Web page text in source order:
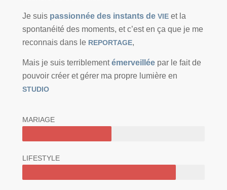
Je suis pas­sion­née des ins­tants de VIEet la
spon­ta­néi­té des moments, et c’est en ça que je me
recon­nais dans le REPORTAGE,
Mais je suis ter­ri­ble­mentémer­veilléepar le fait de
pou­voir créer et gérer ma propre lumière en
STUDIO
MARIAGE
LIFESTYLE